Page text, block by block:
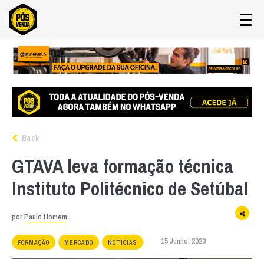
Back
GTAVA leva formação técnica
Instituto Politécnico de Setúbal
porPaulo Homem
FORMAÇÃO MERCADO NOTÍCIAS 15 Junho, 2023